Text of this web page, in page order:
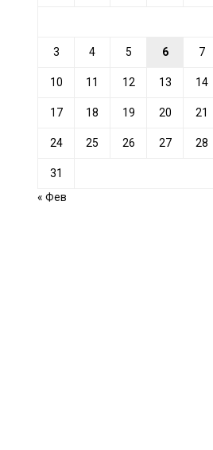
3 4 5 6 7
10 11 12 13 14
17 18 19 20 21
24 25 26 27 28
31
« Фев